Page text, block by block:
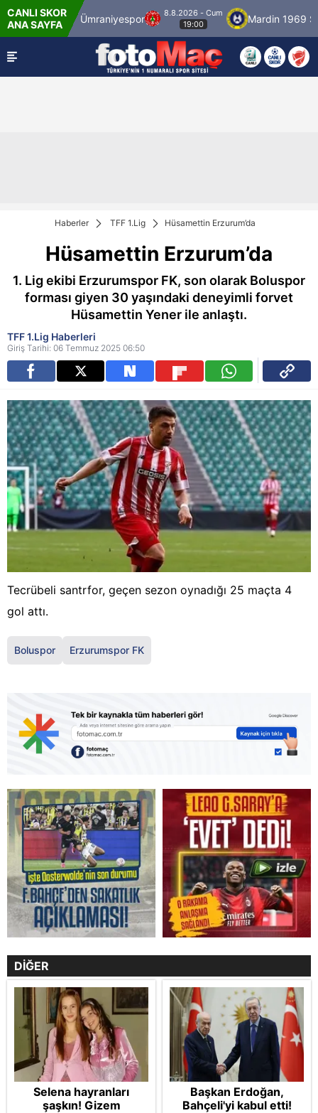
CANLI SKOR
ANA SAYFA
Ümraniyespor
8.8.2026 - Cum
19:00
Mardin 1969
Haberler TFF 1.Lig Hüsamettin Erzurum’da
Hüsamettin Erzurum’da
1. Lig ekibi Erzurumspor FK, son olarak Boluspor
forması giyen 30 yaşındaki deneyimli forvet
Hüsamettin Yener ile anlaştı.
TFF 1.Lig Haberleri
Giriş Tarihi: 06 Temmuz 2025 06:50
Tecrübeli santrfor, geçen sezon oynadığı 25 maçta 4
gol attı.
Boluspor Erzurumspor FK
DİĞER
Selena hayranları
şaşkın! Gizem
Başkan Erdoğan,
Bahçeli'yi kabul etti!